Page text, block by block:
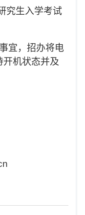
究生入学考试
宜，招办将电
开机状态并及